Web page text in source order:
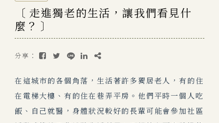
〔 走進獨老的生活，讓我們看見什
麼？ 〕
分享：
在這城市的各個角落，生活著許多獨居老人，有的住
在電梯大樓、有的住在巷弄平房。他們平時一個人吃
飯、自己就醫，身體狀況較好的長輩可能會參加社區